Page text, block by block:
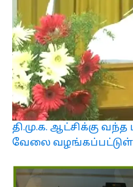
தி.மு.க. ஆட்சிக்கு வந்த
வேலை